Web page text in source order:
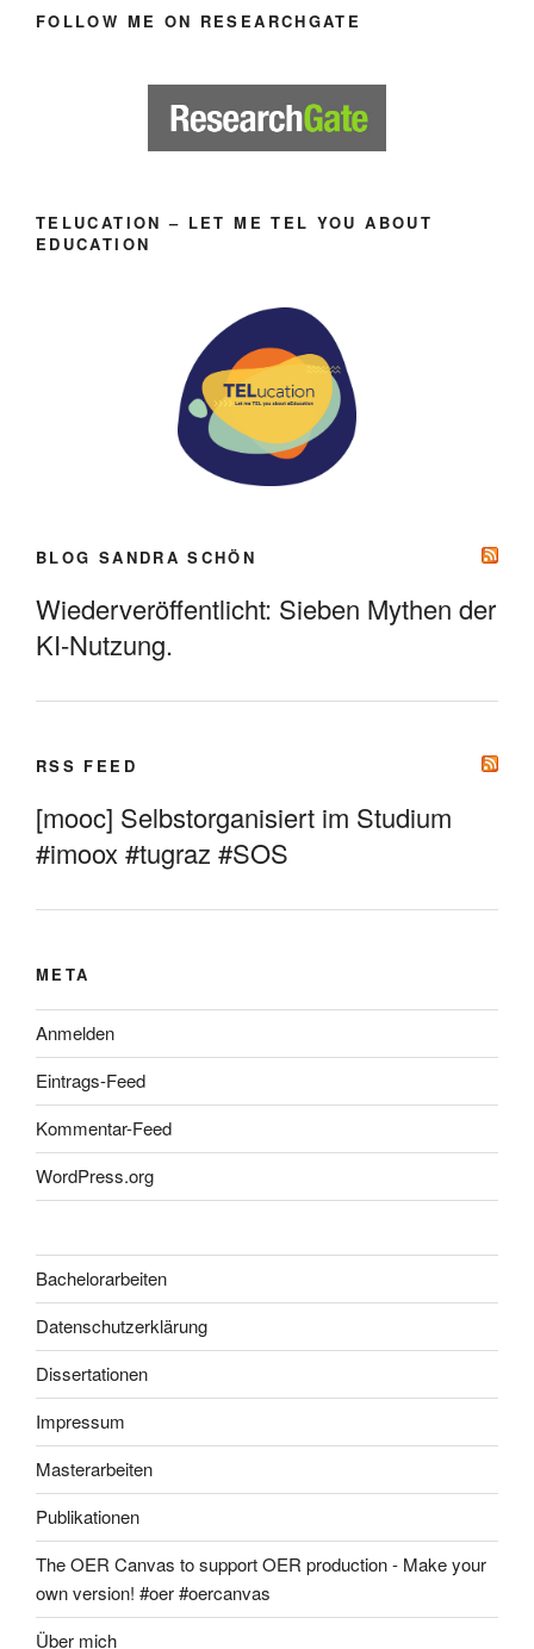
FOLLOW ME ON RESEARCHGATE
TELUCATION – LET ME TEL YOU ABOUT
EDUCATION
BLOG SANDRA SCHÖN
Wiederveröffentlicht: Sieben Mythen der
KI-Nutzung.
RSS FEED
[mooc] Selbstorganisiert im Studium
#imoox #tugraz #SOS
META
Anmelden
Eintrags-Feed
Kommentar-Feed
WordPress.org
Bachelorarbeiten
Datenschutzerklärung
Dissertationen
Impressum
Masterarbeiten
Publikationen
The OER Canvas to support OER production - Make your
own version! #oer #oercanvas
Über mich